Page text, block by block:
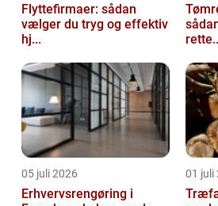
Flyttefirmaer: sådan
vælger du tryg og effektiv
hj...
05 juli 2026
Erhvervsrengøring i
01 juli